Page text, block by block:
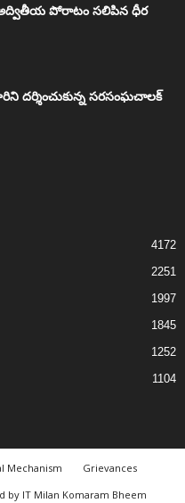
పోరాటం సలిపిన ధీర
దర్శించుకున్న సరసంఘచాలక్
4172
2251
1997
1845
1252
1104
Mechanism
Grievances
by IT Milan Komaram Bheem